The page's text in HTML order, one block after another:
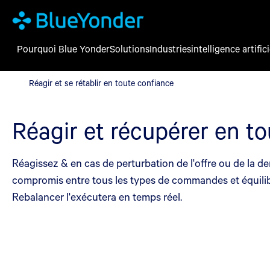
Réagir et se rétablir en toute confiance
Pourquoi Blue YonderSolutionsIndustriesintelligence
Réagir et se rétablir en toute confiance
Réagir et récupérer en
Réagissez & en cas de perturbation de l'offre ou de la
compromis entre tous les types de commandes et
Rebalancer l'exécutera en temps réel.